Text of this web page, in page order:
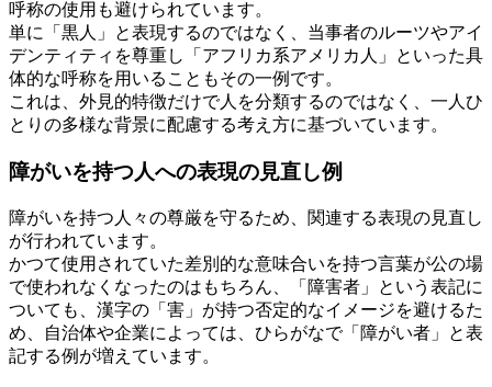
呼称の使用も避けられています。
単に「黒人」と表現するのではなく、当事者のルーツやアイ
デンティティを尊重し「アフリカ系アメリカ人」といった具
体的な呼称を用いることもその一例です。
これは、外見的特徴だけで人を分類するのではなく、一人ひ
とりの多様な背景に配慮する考え方に基づいています。
障がいを持つ人への表現の見直し例
障がいを持つ人々の尊厳を守るため、関連する表現の見直し
が行われています。
かつて使用されていた差別的な意味合いを持つ言葉が公の場
で使われなくなったのはもちろん、「障害者」という表記に
ついても、漢字の「害」が持つ否定的なイメージを避けるた
め、自治体や企業によっては、ひらがなで「障がい者」と表
記する例が増えています。